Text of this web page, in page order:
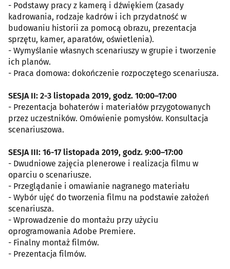
- Podstawy pracy z kamerą i dźwiękiem (zasady
kadrowania, rodzaje kadrów i ich przydatność w
budowaniu historii za pomocą obrazu, prezentacja
sprzętu, kamer, aparatów, oświetlenia).
- Wymyślanie własnych scenariuszy w grupie i tworzenie
ich planów.
- Praca domowa: dokończenie rozpoczętego scenariusza.
SESJA II: 2-3 listopada 2019, godz. 10:00–17:00
- Prezentacja bohaterów i materiałów przygotowanych
przez uczestników. Omówienie pomysłów. Konsultacja
scenariuszowa.
SESJA III: 16-17 listopada 2019, godz. 9:00–17:00
- Dwudniowe zajęcia plenerowe i realizacja filmu w
oparciu o scenariusze.
- Przeglądanie i omawianie nagranego materiału
- Wybór ujęć do tworzenia filmu na podstawie założeń
scenariusza.
- Wprowadzenie do montażu przy użyciu
oprogramowania Adobe Premiere.
- Finalny montaż filmów.
- Prezentacja filmów.